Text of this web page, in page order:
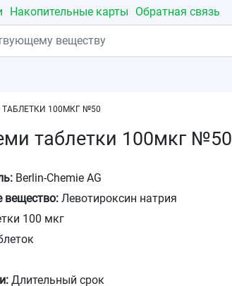
Накопительные карты Обратная связь
100МКГ №50
таблетки 100мкг №50
Berlin-Chemie AG
вещество: Левотироксин натрия
100 мкг
Длительный срок